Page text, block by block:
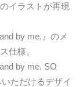
イラストが再現
by me.』のメ
仕様。
by me. SO
ただけるデザイ